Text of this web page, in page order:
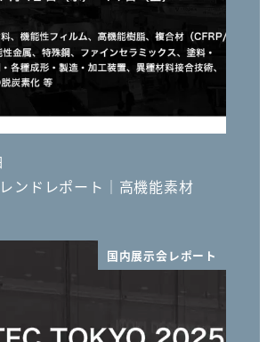
ンドレポート｜高機能素材
国内展示会レポート